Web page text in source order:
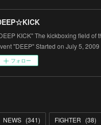
KICK" The kickboxing field of
"DEEP" Started on July 5, 2009
フォロー
NEWS (341) FIGHTER (38)